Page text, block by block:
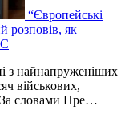
“Європейські
розповів, як
з найнапруженіших
військових,
За словами Пре…